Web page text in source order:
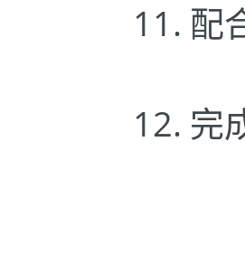
11. 配
12. 完